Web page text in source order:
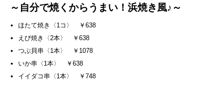
～自分で焼くからうまい！浜焼き風♪～
ほたて焼き〈1コ〉 ￥638
えび焼き〈2本〉 ￥638
つぶ貝串〈1本〉 ￥1078
いか串〈1本〉 ￥638
イイダコ串〈1本〉 ￥748